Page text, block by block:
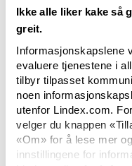
Ikke alle liker kake så
greit.
Informasjonskapslene
evaluere tjenestene i
tilbyr tilpasset
noen
utenfor Lindex.com.
velger du knappen
«Om» for å lese mer
innstillingene for